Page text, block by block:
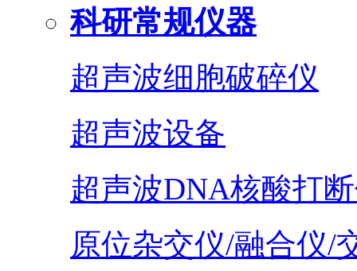
科研常规仪器
超声波细胞破碎仪
超声波设备
超声波DNA核酸打
原位杂交仪/融合仪/